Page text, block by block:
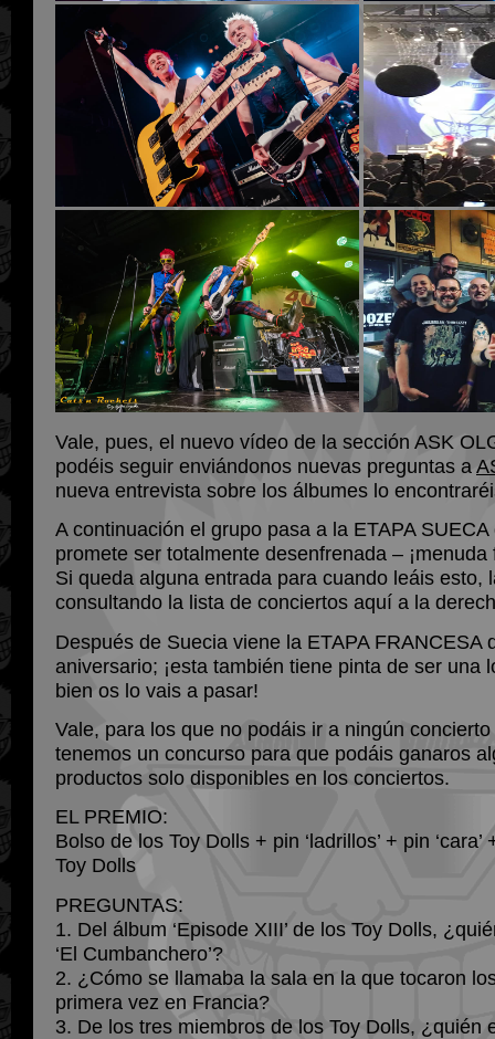
Vale, pues, el nuevo vídeo de la sección ASK
podéis seguir enviándonos nuevas preguntas a
nueva entrevista sobre los álbumes lo
A continuación el grupo pasa a la ETAPA
promete ser totalmente desenfrenada –
Si queda alguna entrada para cuando leáis esto,
consultando la lista de conciertos aquí a la
Después de Suecia viene la ETAPA FRANCESA
aniversario; ¡esta también tiene pinta de ser una
bien os lo vais a pasar!
Vale, para los que no podáis ir a ningún
tenemos un concurso para que podáis ganaros
productos solo disponibles en los conciertos.
EL PREMIO:
Bolso de los Toy Dolls + pin ‘ladrillos’ + pin
Toy Dolls
PREGUNTAS:
1. Del álbum ‘Episode XIII’ de los Toy Dolls,
‘El Cumbanchero’?
2. ¿Cómo se llamaba la sala en la que tocaron
primera vez en Francia?
3. De los tres miembros de los Toy Dolls, ¿quién